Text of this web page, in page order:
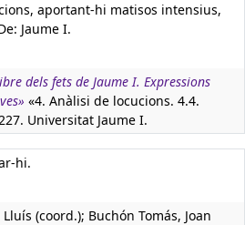
aportant-hi matisos intensius,
Jaume I.
dels fets de Jaume I. Expressions
«4. Anàlisi de locucions. 4.4.
Universitat Jaume I.
hi.
(coord.); Buchón Tomás, Joan